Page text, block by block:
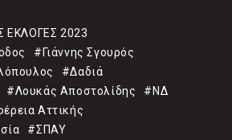
ΕΚΛΟΓΕΣ 2023
#Γιάννης Σγουρός
#Δαδιά
#Λουκάς Αποστολίδης
#ΝΔ
Αττικής
#ΣΠΑΥ